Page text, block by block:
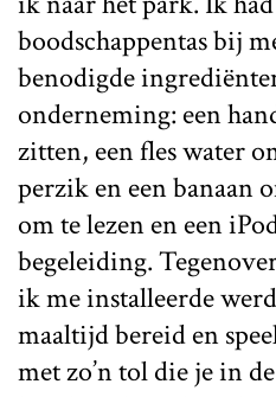
boodschappentas bij
benodigde
onderneming: een
zitten, een fles water
perzik en een banaan
om te lezen en een
begeleiding.
ik me installeerde
maaltijd bereid en
met zo’n tol die je in